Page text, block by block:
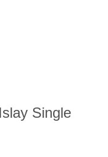
Single